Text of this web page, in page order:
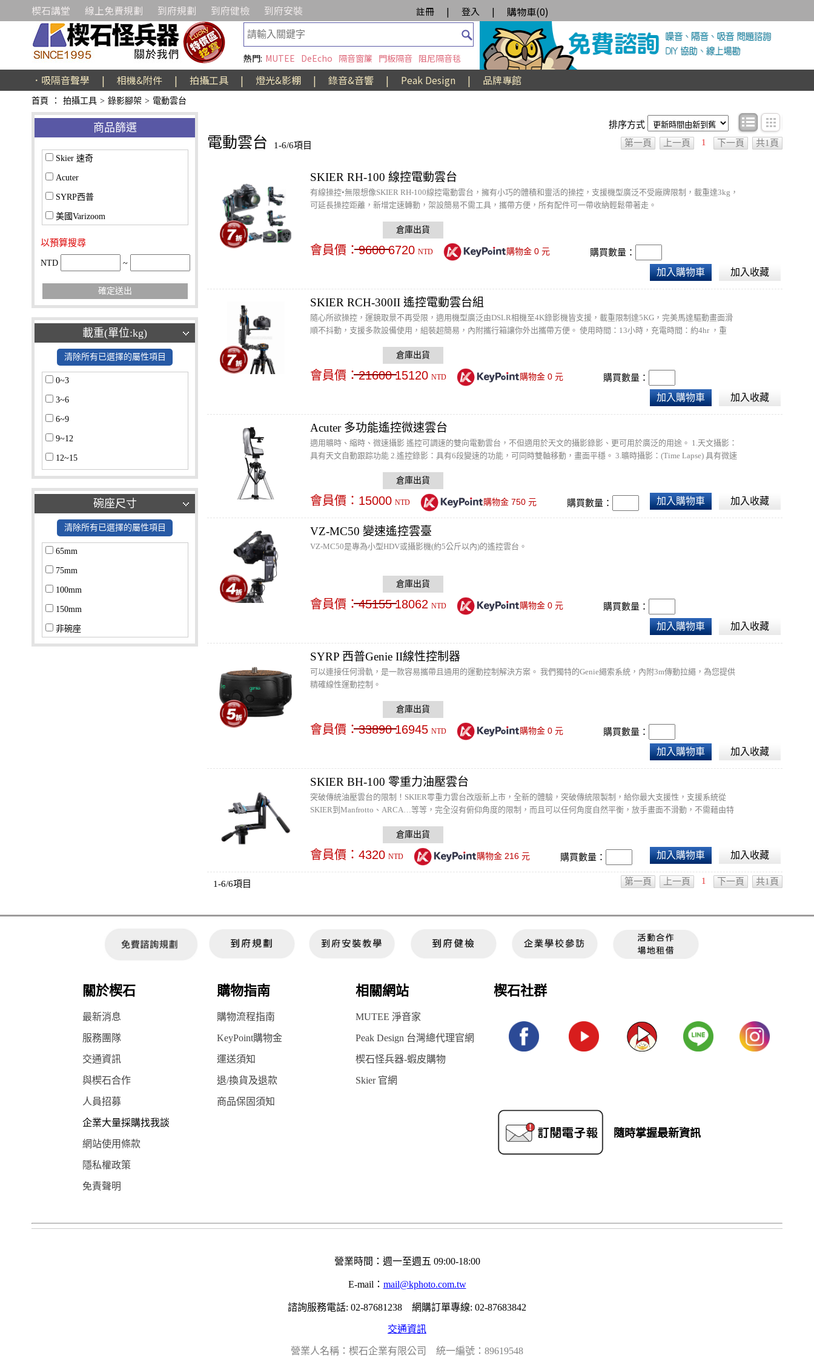
楔石講堂 線上免費規劃 到府規劃 到府健檢 到府安裝 註冊 | 登入 | 購物車(0)
熱門: MUTEE DeEcho 隔音窗簾 門板隔音 阻尼隔音毯
．吸隔音聲學 | 相機&附件 | 拍攝工具 | 燈光&影棚 | 錄音&音響 | Peak Design | 品牌專館
首頁 ： 拍攝工具 > 錄影腳架 > 電動雲台
商品篩選
Skier 速奇
Acuter
SYRP西普
美國Varizoom
以預算搜尋
NTD ~
確定送出
載重(單位:kg)
清除所有已選擇的屬性項目
0~3
3~6
6~9
9~12
12~15
15~18
18~21
21~24
24~27
27~30
碗座尺寸
清除所有已選擇的屬性項目
65mm
75mm
100mm
150mm
非碗座
排序方式
條目顯示
電動雲台 1-6/6項目 第一頁 上一頁 1 下一頁 共1頁
SKIER RH-100 線控電動雲台
有線操控•無限想像SKIER RH-100線控電動雲台，擁有小巧的體積和靈活的操控，支援機型廣泛不受廠牌限制，載重達3kg，
可延長操控距離，新增定速轉動，架設簡易不需工具，攜帶方便，所有配件可一帶收納輕鬆帶著走。
會員價：9600 6720 NTD 購物金 0元 購買數量：
加入購物車 加入收藏
SKIER RCH-300II 遙控電動雲台組
隨心所欲操控，運鏡取景不再受限，適用機型廣泛由DSLR相機至4K錄影機皆支援，載重限制達5KG，完美馬達驅動畫面滑
順不抖動，支援多款設備使用，組裝超簡易，內附攜行箱讓你外出攜帶方便。 使用時間：13小時，充電時間：約4hr ，重
會員價：21600 15120 NTD 購物金 0元 購買數量：
加入購物車 加入收藏
Acuter 多功能遙控微速雲台
適用曠時、縮時、微速攝影 遙控可調速的雙向電動雲台，不但適用於天文的攝影錄影、更可用於廣泛的用途。 1.天文攝影：
具有天文自動跟踪功能 2.遙控錄影：具有6段變速的功能，可同時雙軸移動，畫面平穩。 3.曠時攝影：(Time Lapse) 具有微速
會員價： 15000 NTD 購物金 750元 購買數量： 加入購物車 加入收藏
VZ-MC50 變速遙控雲臺
VZ-MC50是專為小型HDV或攝影機(約5公斤以內)的遙控雲台。
會員價：45155 18062 NTD 購物金 0元 購買數量：
加入購物車 加入收藏
SYRP 西普Genie II線性控制器
可以連接任何滑軌，是一款容易攜帶且通用的運動控制解決方案。 我們獨特的Genie繩索系統，內附3m傳動拉繩，為您提供
精確線性運動控制。
會員價：33890 16945 NTD 購物金 0元 購買數量：
加入購物車 加入收藏
SKIER BH-100 零重力油壓雲台
突破傳統油壓雲台的限制！SKIER零重力雲台改版新上市，全新的體驗，突破傳統限製制，給你最大支援性，支援系統從
SKIER到Manfrotto、ARCA…等等，完全沒有俯仰角度的限制，而且可以任何角度自然平衡，放手畫面不滑動，不需藉由特
會員價： 4320 NTD 購物金 216元 購買數量： 加入購物車 加入收藏
1-6/6項目 第一頁 上一頁 1 下一頁 共1頁
關於楔石 購物指南 相關網站 楔石社群
最新消息 購物流程指南 MUTEE 淨音家
服務團隊 KeyPoint購物金 Peak Design 台灣總代理官網
交通資訊 運送須知 楔石怪兵器-蝦皮購物
與楔石合作 退/換貨及退款 Skier 官網
隨時掌握最新資訊
人員招募 商品保固須知
企業大量採購找我談
網站使用條款
隱私權政策
免責聲明
營業時間：週一至週五 09:00-18:00
E-mail： mail@kphoto.com.tw
諮詢服務電話: 02-87681238 網購訂單專線: 02-87683842
交通資訊
營業人名稱：楔石企業有限公司 統一編號：89619548